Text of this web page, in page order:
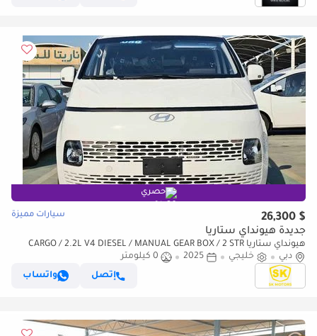
حصري
$ 26,300 سيارات مميزة
جديدة هيونداي ستاريا
هيونداي ستاريا CARGO / 2.2L V4 DIESEL / MANUAL GEAR BOX / 2 STR
(CODE # STCD)
دبي خليجي 2025
0 كيلومتر
إتصل
واتساب